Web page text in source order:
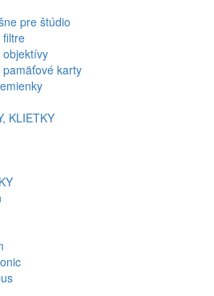
pre štúdio
filtre
objektívy
pamäťové karty
KLIETKY